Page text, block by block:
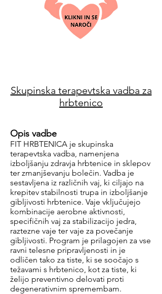
Skupinska terapevtska vadba za
hrbtenico
Opis vadbe
FIT HRBTENICA je skupinska
terapevtska vadba, namenjena
izboljšanju zdravja hrbtenice in sklepov
ter zmanjševanju bolečin. Vadba je
sestavljena iz različnih vaj, ki ciljajo na
krepitev stabilnosti trupa in izboljšanje
gibljivosti hrbtenice. Vaje vključujejo
kombinacije aerobne aktivnosti,
specifičnih vaj za stabilizacijo jedra,
raztezne vaje ter vaje za povečanje
gibljivosti. Program je prilagojen za vse
ravni telesne pripravljenosti in je
odličen tako za tiste, ki se soočajo s
težavami s hrbtenico, kot za tiste, ki
želijo preventivno delovati proti
degenerativnim spremembam.